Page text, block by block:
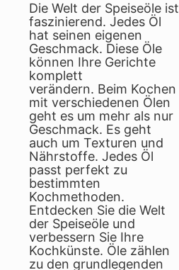
Die Welt der Speiseöle ist
faszinierend. Jedes Öl
hat seinen eigenen
Geschmack. Diese Öle
können Ihre Gerichte
komplett
verändern. Beim Kochen
mit verschiedenen Ölen
geht es um mehr als nur
Geschmack. Es geht
auch um Texturen und
Nährstoffe. Jedes Öl
passt perfekt zu
bestimmten
Kochmethoden.
Entdecken Sie die Welt
der Speiseöle und
verbessern Sie Ihre
Kochkünste. Öle zählen
zu den grundlegenden